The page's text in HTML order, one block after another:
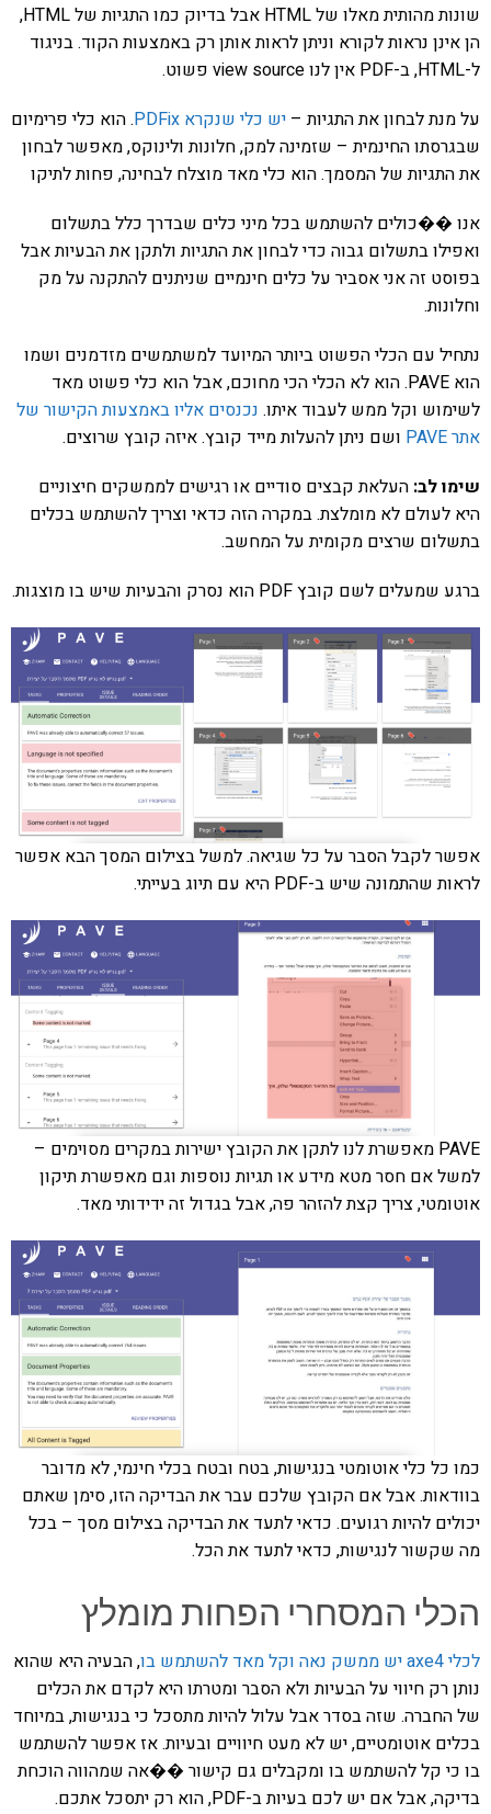
שונות מהותית מאלו של HTML אבל בדיוק כמו התגיות של HTML,
הן אינן נראות לקורא וניתן לראות אותן רק באמצעות הקוד. בניגוד
ל-HTML, ב-PDF אין לנו view source פשוט.
על מנת לבחון את התגיות – יש כלי שנקרא PDFix
. הוא כלי פרימיום
שבגרסתו החינמית – שזמינה למק, חלונות ולינוקס, מאפשר לבחון
את התגיות של המסמך. הוא כלי מאד מוצלח לבחינה, פחות לתיקו
אנו ��כולים להשתמש בכל מיני כלים שבדרך כלל בתשלום
ואפילו בתשלום גבוה כדי לבחון את התגיות ולתקן את הבעיות אבל
בפוסט זה אני אסביר על כלים חינמיים שניתנים להתקנה על מק
וחלונות.
נתחיל עם הכלי הפשוט ביותר המיועד למשתמשים מזדמנים ושמו
הוא PAVE. הוא לא הכלי הכי מחוכם, אבל הוא כלי פשוט מאד
לשימוש וקל ממש לעבוד איתו. נכנסים אליו באמצעות הקישור של
אתר PAVE
ושם ניתן להעלות מייד קובץ. איזה קובץ שרוצים.
שימו לב: העלאת קבצים סודיים או רגישים לממשקים חיצוניים
היא לעולם לא מומלצת. במקרה הזה כדאי וצריך להשתמש בכלים
בתשלום שרצים מקומית על המחשב.
ברגע שמעלים לשם קובץ PDF הוא נסרק והבעיות שיש בו מוצגות.
אפשר לקבל הסבר על כל שגיאה. למשל בצילום המסך הבא אפשר
לראות שהתמונה שיש ב-PDF היא עם תיוג בעייתי.
PAVE מאפשרת לנו לתקן את הקובץ ישירות במקרים מסוימים –
למשל אם חסר מטא מידע או תגיות נוספות וגם מאפשרת תיקון
אוטומטי, צריך קצת להזהר פה, אבל בגדול זה ידידותי מאד.
כמו כל כלי אוטומטי בנגישות, בטח ובטח בכלי חינמי, לא מדובר
בוודאות. אבל אם הקובץ שלכם עבר את הבדיקה הזו, סימן שאתם
יכולים להיות רגועים. כדאי לתעד את הבדיקה בצילום מסך – בכל
מה שקשור לנגישות, כדאי לתעד את הכל.
הכלי המסחרי הפחות מומלץ
לכלי axe4 יש ממשק נאה וקל מאד להשתמש בו
, הבעיה היא שהוא
נותן רק חיווי על הבעיות ולא הסבר ומטרתו היא לקדם את הכלים
של החברה. שזה בסדר אבל עלול להיות מתסכל כי בנגישות, במיוחד
בכלים אוטומטיים, יש לא מעט חיוויים ובעיות. אז אפשר להשתמש
בו כי קל להשתמש בו ומקבלים גם קישור ��אה שמהווה הוכחת
בדיקה, אבל אם יש לכם בעיות ב-PDF, הוא רק יתסכל אתכם.